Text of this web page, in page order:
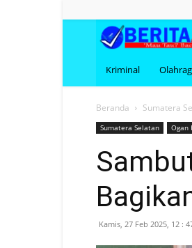
Kriminal
Beranda Sumatera
Sumatera Selatan Ogan
Kamis, 27 Feb 2025, 12 :